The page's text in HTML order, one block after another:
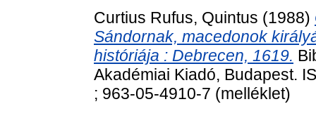
Curtius Rufus, Quintus (1988)
Sándornak, macedonok
históriája : Debrecen, 1619.
Akadémiai Kiadó, Budapest.
; 963-05-4910-7 (melléklet)